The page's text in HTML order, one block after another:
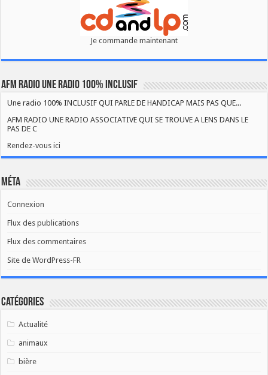
Je commande maintenant
AFM RADIO UNE RADIO 100% INCLUSIF
Une radio 100% INCLUSIF QUI PARLE DE HANDICAP MAIS PAS QUE...
AFM RADIO UNE RADIO ASSOCIATIVE QUI SE TROUVE A LENS DANS LE
PAS DE C
Rendez-vous ici
Méta
Connexion
Flux des publications
Flux des commentaires
Site de WordPress-FR
Catégories
Actualité
animaux
bière